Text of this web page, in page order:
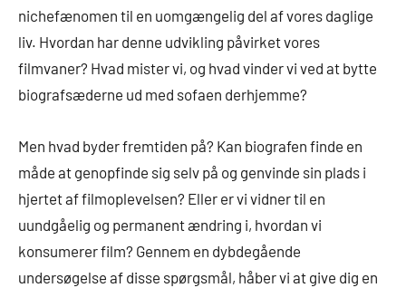
nichefænomen til en uomgængelig del af vores daglige
liv. Hvordan har denne udvikling påvirket vores
filmvaner? Hvad mister vi, og hvad vinder vi ved at bytte
biografsæderne ud med sofaen derhjemme?
Men hvad byder fremtiden på? Kan biografen finde en
måde at genopfinde sig selv på og genvinde sin plads i
hjertet af filmoplevelsen? Eller er vi vidner til en
uundgåelig og permanent ændring i, hvordan vi
konsumerer film? Gennem en dybdegående
undersøgelse af disse spørgsmål, håber vi at give dig en